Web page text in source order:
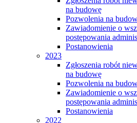
na budowę
Pozwolenia na
Zawiadomienie o
postępowania
Postanowienia
2023
Zgłoszenia robót
na budowę
Pozwolenia na
Zawiadomienie o
postępowania
Postanowienia
2022